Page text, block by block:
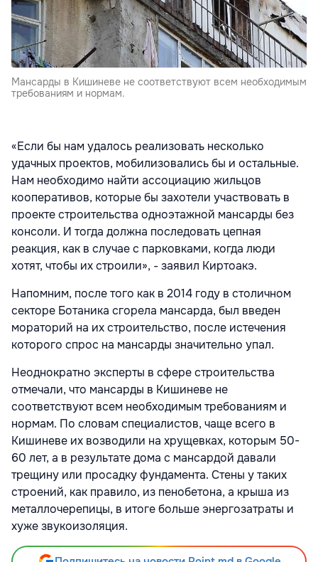
Мансарды в Кишиневе не соответствуют всем необходимым
требованиям и нормам.
«Если бы нам удалось реализовать несколько
удачных проектов, мобилизовались бы и остальные.
Нам необходимо найти ассоциацию жильцов
кооперативов, которые бы захотели участвовать в
проекте строительства одноэтажной мансарды без
консоли. И тогда должна последовать цепная
реакция, как в случае с парковками, когда люди
хотят, чтобы их строили», - заявил Киртоакэ.
Напомним, после того как в 2014 году в столичном
секторе Ботаника сгорела мансарда, был введен
мораторий на их строительство, после истечения
которого спрос на мансарды значительно упал.
Неоднократно эксперты в сфере строительства
отмечали, что мансарды в Кишиневе не
соответствуют всем необходимым требованиям и
нормам. По словам специалистов, чаще всего в
Кишиневе их возводили на хрущевках, которым 50-
60 лет, а в результате дома с мансардой давали
трещину или просадку фундамента. Стены у таких
строений, как правило, из пенобетона, а крыша из
металлочерепицы, в итоге больше энергозатраты и
хуже звукоизоляция.